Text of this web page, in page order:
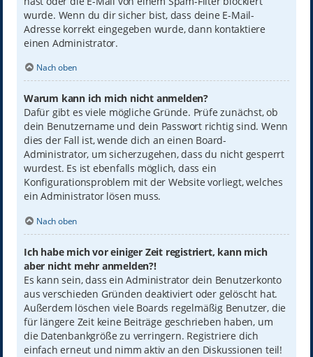
wurde. Wenn du dir sicher bist, dass deine E-Mail-
Adresse korrekt eingegeben wurde, dann kontaktiere
einen Administrator.
Nach oben
Warum kann ich mich nicht anmelden?
Dafür gibt es viele mögliche Gründe. Prüfe zunächst, ob
dein Benutzername und dein Passwort richtig sind. Wenn
dies der Fall ist, wende dich an einen Board-
Administrator, um sicherzugehen, dass du nicht gesperrt
wurdest. Es ist ebenfalls möglich, dass ein
Konfigurationsproblem mit der Website vorliegt, welches
ein Administrator lösen muss.
Nach oben
Ich habe mich vor einiger Zeit registriert, kann mich
aber nicht mehr anmelden?!
Es kann sein, dass ein Administrator dein Benutzerkonto
aus verschieden Gründen deaktiviert oder gelöscht hat.
Außerdem löschen viele Boards regelmäßig Benutzer, die
für längere Zeit keine Beiträge geschrieben haben, um
die Datenbankgröße zu verringern. Registriere dich
einfach erneut und nimm aktiv an den Diskussionen teil!